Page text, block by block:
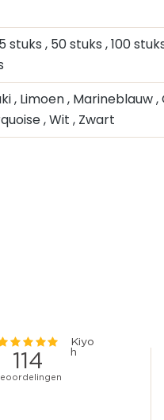
stuks , 50 stuks , 100
, Limoen, Marineblauw,
, Wit , Zwart